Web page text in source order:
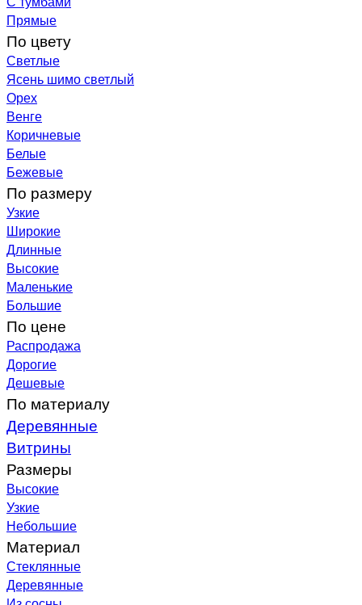
Прямые
По цвету
Светлые
Ясень шимо светлый
Орех
Венге
Коричневые
Белые
Бежевые
По размеру
Узкие
Широкие
Длинные
Высокие
Маленькие
Большие
По цене
Распродажа
Дорогие
Дешевые
По материалу
Деревянные
Витрины
Размеры
Высокие
Узкие
Небольшие
Материал
Стеклянные
Деревянные